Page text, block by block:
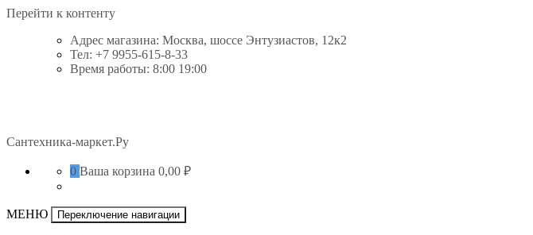
Перейти к контенту
Адрес магазина: Москва, шоссе Энтузиастов, 12к2
Тел: +7 9955-615-8-33
Время работы: 8:00 19:00
Сантехника-маркет.Ру
0 Ваша корзина 0,00 ₽
МЕНЮ Переключение навигации